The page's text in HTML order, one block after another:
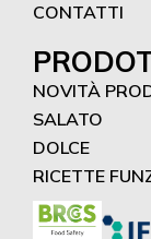
CONTATTI
NOVITÀ
SALATO
DOLCE
RICETTE